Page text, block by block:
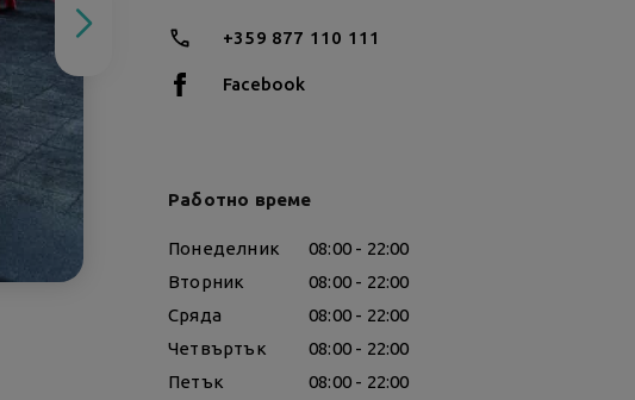
+359 877 110 111
Facebook
Работно време
Понеделник
08:00 - 22:00
Вторник
08:00 - 22:00
Сряда
08:00 - 22:00
Четвъртък
08:00 - 22:00
Петък
08:00 - 22:00